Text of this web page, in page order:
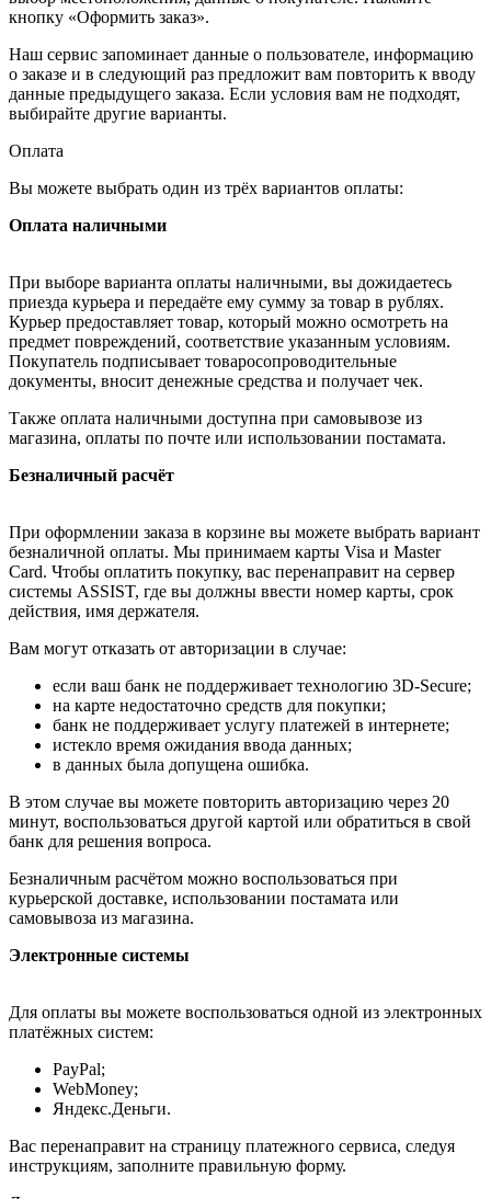
кнопку «Оформить заказ».
Наш сервис запоминает данные о пользователе, информацию
о заказе и в следующий раз предложит вам повторить к вводу
данные предыдущего заказа. Если условия вам не подходят,
выбирайте другие варианты.
Оплата
Вы можете выбрать один из трёх вариантов оплаты:
Оплата наличными
При выборе варианта оплаты наличными, вы дожидаетесь
приезда курьера и передаёте ему сумму за товар в рублях.
Курьер предоставляет товар, который можно осмотреть на
предмет повреждений, соответствие указанным условиям.
Покупатель подписывает товаросопроводительные
документы, вносит денежные средства и получает чек.
Также оплата наличными доступна при самовывозе из
магазина, оплаты по почте или использовании постамата.
Безналичный расчёт
При оформлении заказа в корзине вы можете выбрать вариант
безналичной оплаты. Мы принимаем карты Visa и Master
Card. Чтобы оплатить покупку, вас перенаправит на сервер
системы ASSIST, где вы должны ввести номер карты, срок
действия, имя держателя.
Вам могут отказать от авторизации в случае:
если ваш банк не поддерживает технологию 3D-Secure;
на карте недостаточно средств для покупки;
банк не поддерживает услугу платежей в интернете;
истекло время ожидания ввода данных;
в данных была допущена ошибка.
В этом случае вы можете повторить авторизацию через 20
минут, воспользоваться другой картой или обратиться в свой
банк для решения вопроса.
Безналичным расчётом можно воспользоваться при
курьерской доставке, использовании постамата или
самовывоза из магазина.
Электронные системы
Для оплаты вы можете воспользоваться одной из электронных
платёжных систем:
PayPal;
WebMoney;
Яндекс.Деньги.
Вас перенаправит на страницу платежного сервиса, следуя
инструкциям, заполните правильную форму.